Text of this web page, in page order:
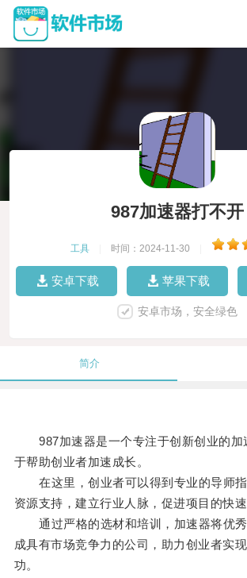
987加速器打不开
工具 时间：2024-11-30
安卓下载 苹果下载
安卓市场，安全绿色
简介
987加速器是一个专注于创新创业的加
于帮助创业者加速成长。
在这里，创业者可以得到专业的导师指
资源支持，建立行业人脉，促进项目的快速
通过严格的选材和培训，加速器将优秀
成具有市场竞争力的公司，助力创业者实
功。